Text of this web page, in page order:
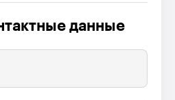
данные